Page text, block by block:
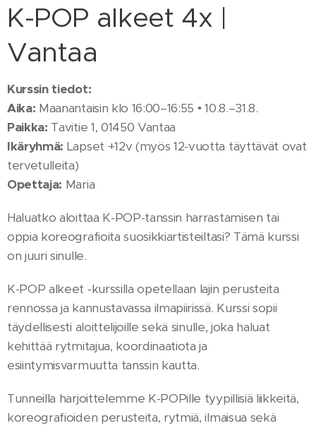
K-POP alkeet 4x |
Vantaa
Kurssin tiedot:
Aika: Maanantaisin klo 16:00–16:55 • 10.8.–31.8.
Paikka: Tavitie 1, 01450 Vantaa
Ikäryhmä: Lapset +12v (myös 12-vuotta täyttävät ovat
tervetulleita)
Opettaja: Maria
Haluatko aloittaa K-POP-tanssin harrastamisen tai
oppia koreografioita suosikkiartisteiltasi? Tämä kurssi
on juuri sinulle.
K-POP alkeet -kurssilla opetellaan lajin perusteita
rennossa ja kannustavassa ilmapiirissä. Kurssi sopii
täydellisesti aloittelijoille sekä sinulle, joka haluat
kehittää rytmitajua, koordinaatiota ja
esiintymisvarmuutta tanssin kautta.
Tunneilla harjoittelemme K-POPille tyypillisiä liikkeitä,
koreografioiden perusteita, rytmiä, ilmaisua sekä